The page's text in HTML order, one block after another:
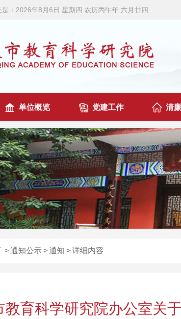
： 2026年8月6日 星期四 农历丙午年 六月廿四
单位概览 党建工作 清
>通知公示>通知 >详细内容
教育科学研究院办公室关